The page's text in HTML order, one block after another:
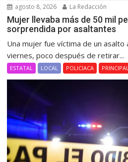
agosto 8, 2026 La Redacción
Mujer llevaba más de 50 mil
sorprendida por asaltantes
Una mujer fue víctima de un asalto
viernes, poco después de retirar...
ESTATAL LOCAL POLICIACA